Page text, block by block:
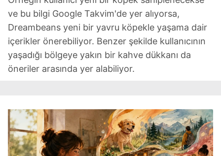
ve bu bilgi Google Takvim'de yer alıyorsa,
Dreambeans yeni bir yavru köpekle yaşama dair
içerikler önerebiliyor. Benzer şekilde kullanıcının
yaşadığı bölgeye yakın bir kahve dükkanı da
öneriler arasında yer alabiliyor.